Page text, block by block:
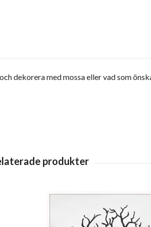
dekorera med mossa eller vad som